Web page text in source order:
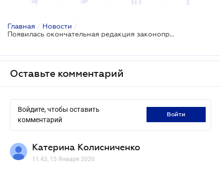
Главная / Новости /
Появилась окончательная редакция законопроекта о рынке земли: кто и сколько сможет получить
Оставьте комментарий
Войдите, чтобы оставить
комментарий
войти
Катерина Колисниченко
11.43, 15 Января 2020